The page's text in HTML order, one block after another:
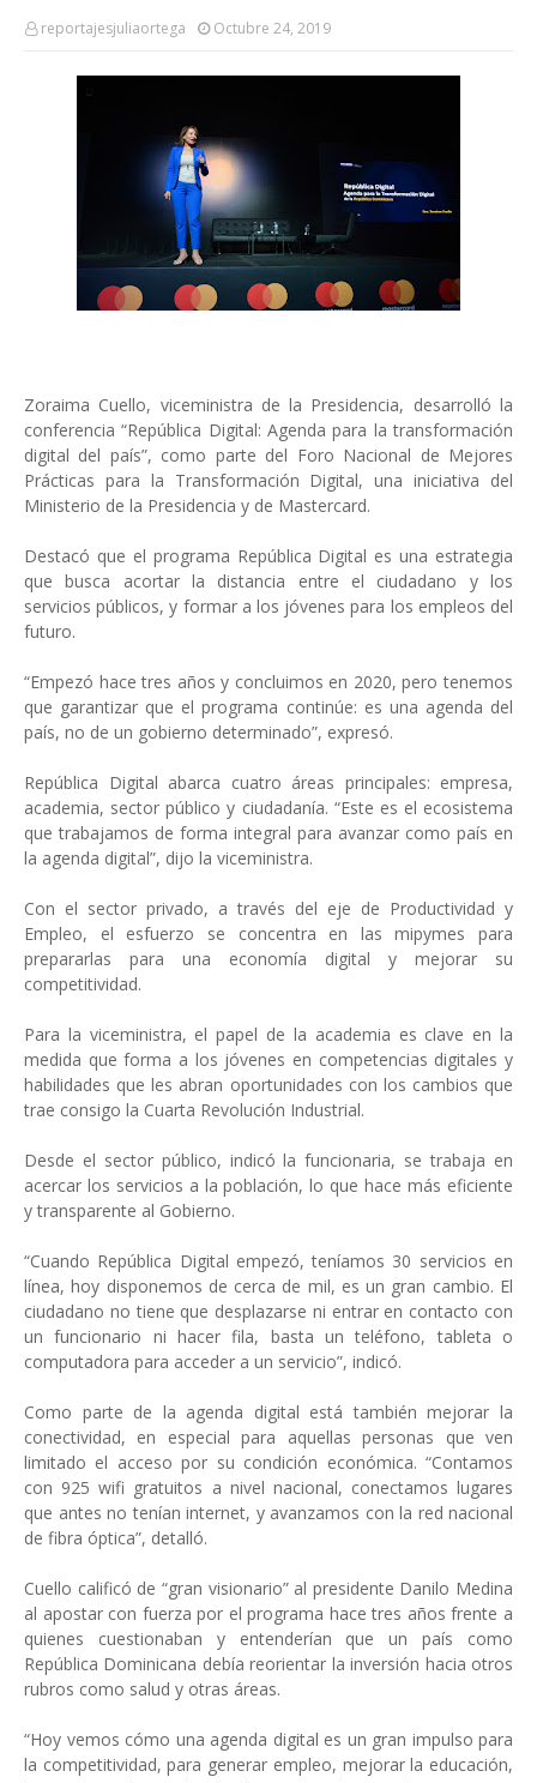
reportajesjuliaortega Octubre 24, 2019
Zoraima Cuello, viceministra de la Presidencia, desarrolló la
conferencia “República Digital: Agenda para la transformación
digital del país”, como parte del Foro Nacional de Mejores
Prácticas para la Transformación Digital, una iniciativa del
Ministerio de la Presidencia y de Mastercard.
Destacó que el programa República Digital es una estrategia
que busca acortar la distancia entre el ciudadano y los
servicios públicos, y formar a los jóvenes para los empleos del
futuro.
“Empezó hace tres años y concluimos en 2020, pero tenemos
que garantizar que el programa continúe: es una agenda del
país, no de un gobierno determinado”, expresó.
República Digital abarca cuatro áreas principales: empresa,
academia, sector público y ciudadanía. “Este es el ecosistema
que trabajamos de forma integral para avanzar como país en
la agenda digital”, dijo la viceministra.
Con el sector privado, a través del eje de Productividad y
Empleo, el esfuerzo se concentra en las mipymes para
prepararlas para una economía digital y mejorar su
competitividad.
Para la viceministra, el papel de la academia es clave en la
medida que forma a los jóvenes en competencias digitales y
habilidades que les abran oportunidades con los cambios que
trae consigo la Cuarta Revolución Industrial.
Desde el sector público, indicó la funcionaria, se trabaja en
acercar los servicios a la población, lo que hace más eficiente
y transparente al Gobierno.
“Cuando República Digital empezó, teníamos 30 servicios en
línea, hoy disponemos de cerca de mil, es un gran cambio. El
ciudadano no tiene que desplazarse ni entrar en contacto con
un funcionario ni hacer fila, basta un teléfono, tableta o
computadora para acceder a un servicio”, indicó.
Como parte de la agenda digital está también mejorar la
conectividad, en especial para aquellas personas que ven
limitado el acceso por su condición económica. “Contamos
con 925 wifi gratuitos a nivel nacional, conectamos lugares
que antes no tenían internet, y avanzamos con la red nacional
de fibra óptica”, detalló.
Cuello calificó de “gran visionario” al presidente Danilo Medina
al apostar con fuerza por el programa hace tres años frente a
quienes cuestionaban y entenderían que un país como
República Dominicana debía reorientar la inversión hacia otros
rubros como salud y otras áreas.
“Hoy vemos cómo una agenda digital es un gran impulso para
la competitividad, para generar empleo, mejorar la educación,